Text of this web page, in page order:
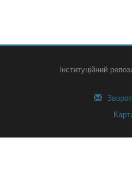
Інституційний